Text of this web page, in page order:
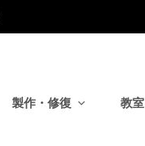
製作・修復 教室